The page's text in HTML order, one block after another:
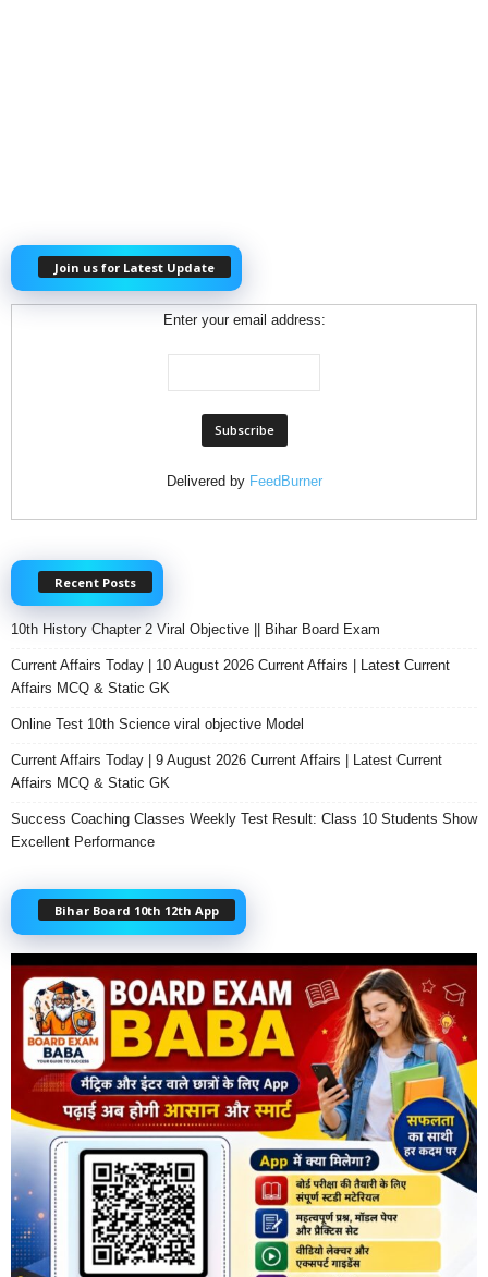
Join us for Latest Update
Enter your email address:
Delivered by FeedBurner
Recent Posts
10th History Chapter 2 Viral Objective || Bihar Board Exam
Current Affairs Today | 10 August 2026 Current Affairs | Latest Current
Affairs MCQ & Static GK
Online Test 10th Science viral objective Model
Current Affairs Today | 9 August 2026 Current Affairs | Latest Current
Affairs MCQ & Static GK
Success Coaching Classes Weekly Test Result: Class 10 Students Show
Excellent Performance
Bihar Board 10th 12th App